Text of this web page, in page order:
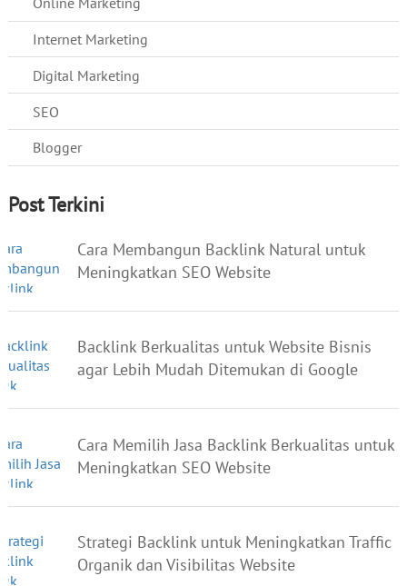
Internet Marketing
Digital Marketing
SEO
Blogger
Post Terkini
Cara Membangun Backlink Natural untuk
Meningkatkan SEO Website
Backlink Berkualitas untuk Website Bisnis
agar Lebih Mudah Ditemukan di Google
Cara Memilih Jasa Backlink Berkualitas untuk
Meningkatkan SEO Website
Strategi Backlink untuk Meningkatkan Traffic
Organik dan Visibilitas Website